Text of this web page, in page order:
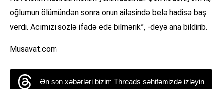
oğlumun ölümündən sonra onun ailəsində belə hadisə baş
verdi. Acımızı sözlə ifadə edə bilmərik”, -deyə ana bildirib.
Musavat.com
Ən son xəbərləri bizim Threads səhifəmizdə izləyin